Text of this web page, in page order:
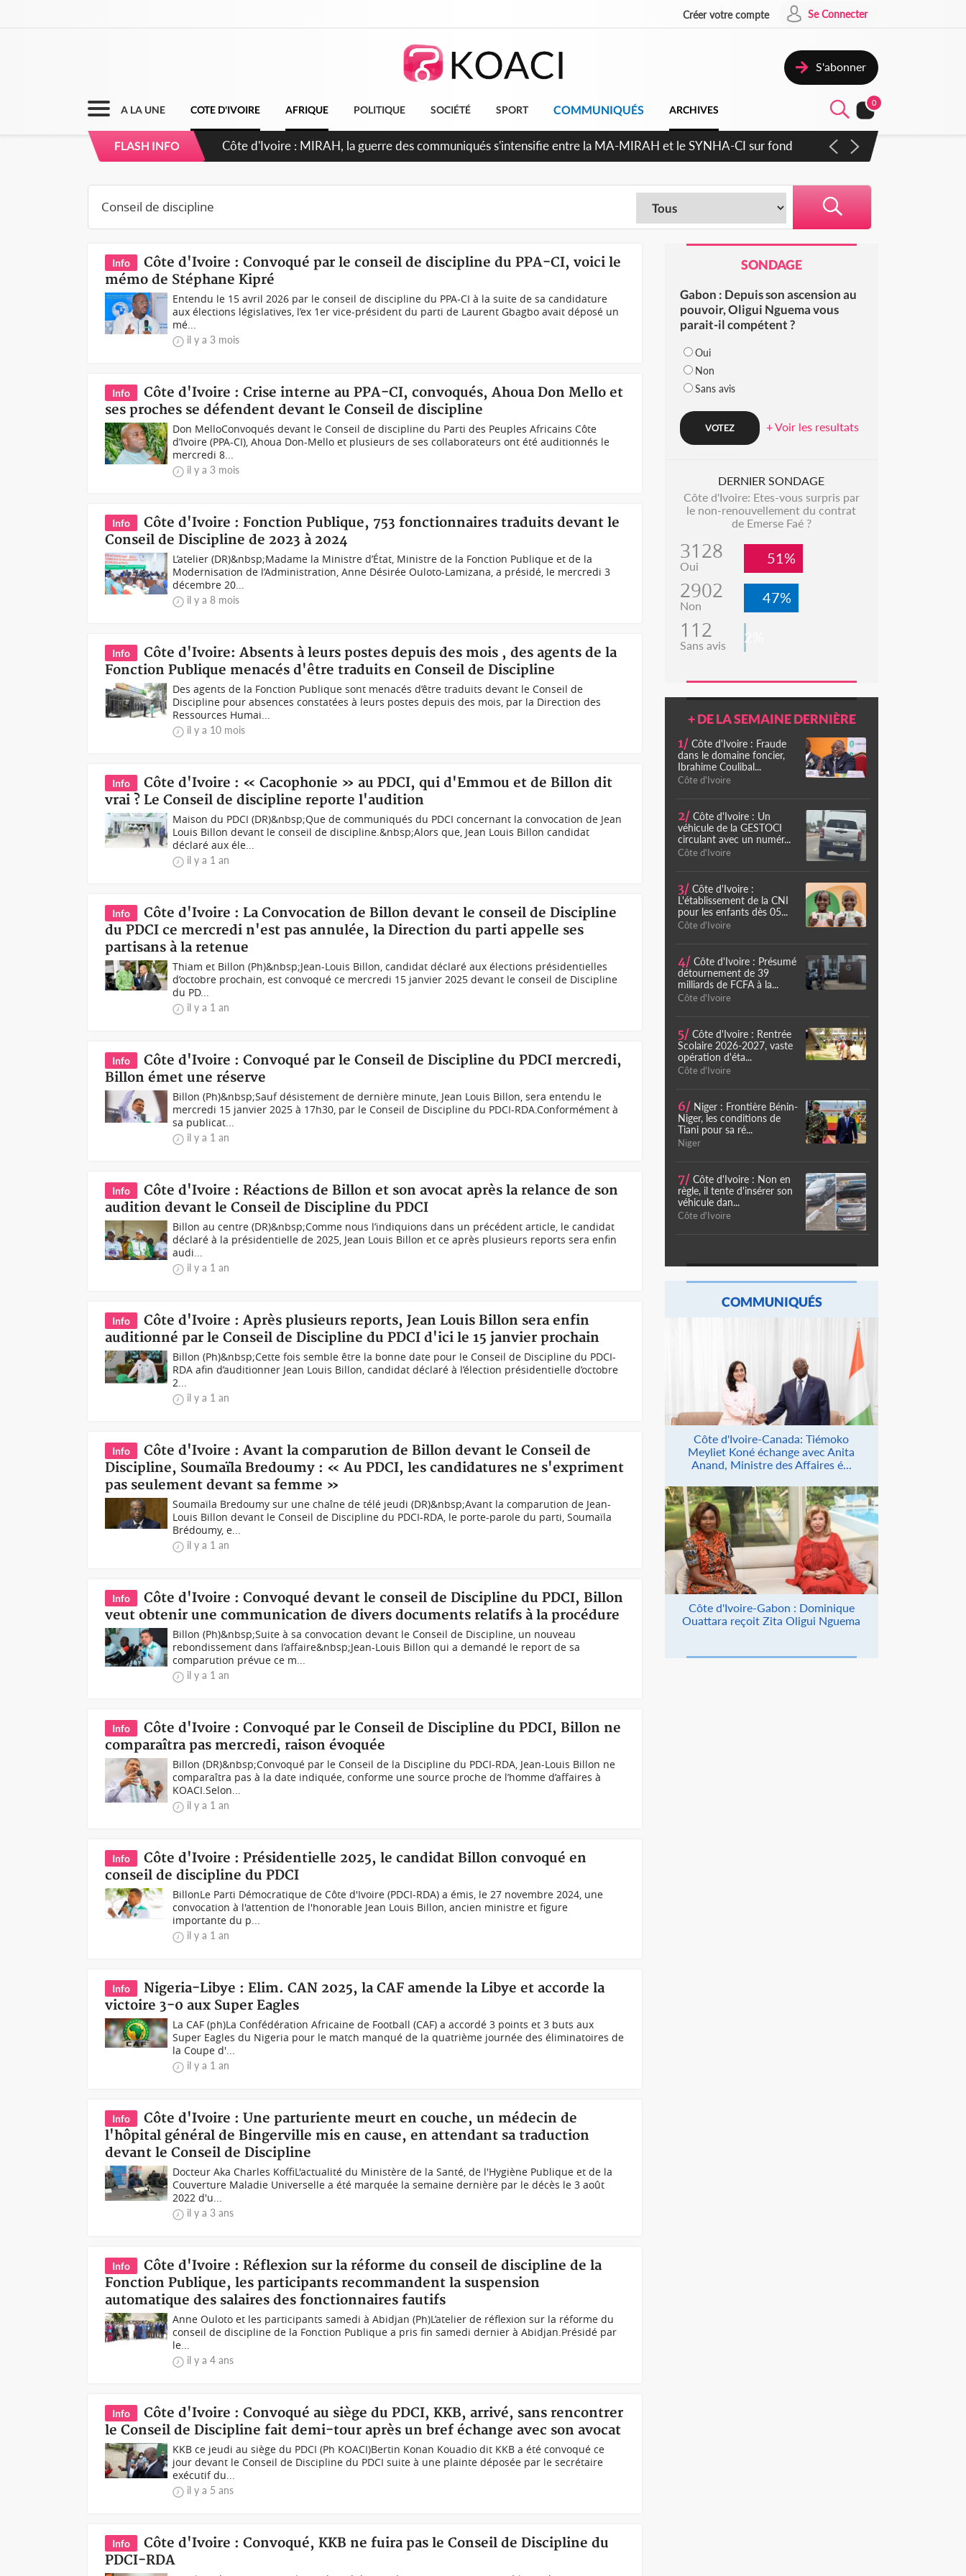
Créer votre compte Se Connecter
S'abonner
A LA UNE COTE D'IVOIRE AFRIQUE POLITIQUE SOCIÉTÉ SPORT COMMUNIQUÉS ARCHIVES
0
FLASH INFO
Côte d'Ivoire : MIRAH, la guerre des communiqués s'intensifie entre la MA-MIRAH et le SYNHA-CI sur fond
Info
Côte d'Ivoire : Convoqué par le conseil de discipline du PPA-CI, voici le
mémo de Stéphane Kipré
Entendu le 15 avril 2026 par le conseil de discipline du PPA-CI à la suite de sa candidature
aux élections législatives, l’ex 1er vice-président du parti de Laurent Gbagbo avait déposé un
mé...
il y a 3 mois
Info
Côte d'Ivoire : Crise interne au PPA-CI, convoqués, Ahoua Don Mello et
ses proches se défendent devant le Conseil de discipline
Don MelloConvoqués devant le Conseil de discipline du Parti des Peuples Africains Côte
d’Ivoire (PPA-CI), Ahoua Don-Mello et plusieurs de ses collaborateurs ont été auditionnés le
mercredi 8...
il y a 3 mois
Info
Côte d'Ivoire : Fonction Publique, 753 fonctionnaires traduits devant le
Conseil de Discipline de 2023 à 2024
L’atelier (DR)&nbsp;Madame la Ministre d’État, Ministre de la Fonction Publique et de la
Modernisation de l’Administration, Anne Désirée Ouloto-Lamizana, a présidé, le mercredi 3
décembre 20...
il y a 8 mois
Info
Côte d'Ivoire: Absents à leurs postes depuis des mois , des agents de la
Fonction Publique menacés d'être traduits en Conseil de Discipline
Des agents de la Fonction Publique sont menacés d’être traduits devant le Conseil de
Discipline pour absences constatées à leurs postes depuis des mois, par la Direction des
Ressources Humai...
il y a 10 mois
Info
Côte d'Ivoire : « Cacophonie » au PDCI, qui d'Emmou et de Billon dit
vrai ? Le Conseil de discipline reporte l'audition
Maison du PDCI (DR)&nbsp;Que de communiqués du PDCI concernant la convocation de Jean
Louis Billon devant le conseil de discipline.&nbsp;Alors que, Jean Louis Billon candidat
déclaré aux éle...
il y a 1 an
Info
Côte d'Ivoire : La Convocation de Billon devant le conseil de Discipline
du PDCI ce mercredi n'est pas annulée, la Direction du parti appelle ses
partisans à la retenue
Thiam et Billon (Ph)&nbsp;Jean-Louis Billon, candidat déclaré aux élections présidentielles
d’octobre prochain, est convoqué ce mercredi 15 janvier 2025 devant le conseil de Discipline
du PD...
il y a 1 an
Info
Côte d'Ivoire : Convoqué par le Conseil de Discipline du PDCI mercredi,
Billon émet une réserve
Billon (Ph)&nbsp;Sauf désistement de dernière minute, Jean Louis Billon, sera entendu le
mercredi 15 janvier 2025 à 17h30, par le Conseil de Discipline du PDCI-RDA.Conformément à
sa publicat...
il y a 1 an
Info
Côte d'Ivoire : Réactions de Billon et son avocat après la relance de son
audition devant le Conseil de Discipline du PDCI
Billon au centre (DR)&nbsp;Comme nous l’indiquions dans un précédent article, le candidat
déclaré à la présidentielle de 2025, Jean Louis Billon et ce après plusieurs reports sera enfin
audi...
il y a 1 an
Info
Côte d'Ivoire : Après plusieurs reports, Jean Louis Billon sera enfin
auditionné par le Conseil de Discipline du PDCI d'ici le 15 janvier prochain
Billon (Ph)&nbsp;Cette fois semble être la bonne date pour le Conseil de Discipline du PDCI-
RDA afin d’auditionner Jean Louis Billon, candidat déclaré à l’élection présidentielle d’octobre
2...
il y a 1 an
Info
Côte d'Ivoire : Avant la comparution de Billon devant le Conseil de
Discipline, Soumaïla Bredoumy : « Au PDCI, les candidatures ne s'expriment
pas seulement devant sa femme »
Soumaïla Bredoumy sur une chaîne de télé jeudi (DR)&nbsp;Avant la comparution de Jean-
Louis Billon devant le Conseil de Discipline du PDCI-RDA, le porte-parole du parti, Soumaïla
Brédoumy, e...
il y a 1 an
Info
Côte d'Ivoire : Convoqué devant le conseil de Discipline du PDCI, Billon
veut obtenir une communication de divers documents relatifs à la procédure
Billon (Ph)&nbsp;Suite à sa convocation devant le Conseil de Discipline, un nouveau
rebondissement dans l’affaire&nbsp;Jean-Louis Billon qui a demandé le report de sa
comparution prévue ce m...
il y a 1 an
Info
Côte d'Ivoire : Convoqué par le Conseil de Discipline du PDCI, Billon ne
comparaîtra pas mercredi, raison évoquée
Billon (DR)&nbsp;Convoqué par le Conseil de la Discipline du PDCI-RDA, Jean-Louis Billon ne
comparaîtra pas à la date indiquée, conforme une source proche de l’homme d’affaires à
KOACI.Selon...
il y a 1 an
Info
Côte d'Ivoire : Présidentielle 2025, le candidat Billon convoqué en
conseil de discipline du PDCI
BillonLe Parti Démocratique de Côte d'Ivoire (PDCI-RDA) a émis, le 27 novembre 2024, une
convocation à l'attention de l'honorable Jean Louis Billon, ancien ministre et figure
importante du p...
il y a 1 an
Info
Nigeria-Libye : Elim. CAN 2025, la CAF amende la Libye et accorde la
victoire 3-0 aux Super Eagles
La CAF (ph)La Confédération Africaine de Football (CAF) a accordé 3 points et 3 buts aux
Super Eagles du Nigeria pour le match manqué de la quatrième journée des éliminatoires de
la Coupe d'...
il y a 1 an
Info
Côte d'Ivoire : Une parturiente meurt en couche, un médecin de
l'hôpital général de Bingerville mis en cause, en attendant sa traduction
devant le Conseil de Discipline
Docteur Aka Charles KoffiL'actualité du Ministère de la Santé, de l'Hygiène Publique et de la
Couverture Maladie Universelle a été marquée la semaine dernière par le décès le 3 août
2022 d'u...
il y a 3 ans
Info
Côte d'Ivoire : Réflexion sur la réforme du conseil de discipline de la
Fonction Publique, les participants recommandent la suspension
automatique des salaires des fonctionnaires fautifs
Anne Ouloto et les participants samedi à Abidjan (Ph)L’atelier de réflexion sur la réforme du
conseil de discipline de la Fonction Publique a pris fin samedi dernier à Abidjan.Présidé par
le...
il y a 4 ans
Info
Côte d'Ivoire : Convoqué au siège du PDCI, KKB, arrivé, sans rencontrer
le Conseil de Discipline fait demi-tour après un bref échange avec son avocat
KKB ce jeudi au siège du PDCI (Ph KOACI)Bertin Konan Kouadio dit KKB a été convoqué ce
jour devant le Conseil de Discipline du PDCI suite à une plainte déposée par le secrétaire
exécutif du...
il y a 5 ans
Info
Côte d'Ivoire : Convoqué, KKB ne fuira pas le Conseil de Discipline du
PDCI-RDA
SONDAGE
Gabon : Depuis son ascension au
pouvoir, Oligui Nguema vous
parait-il compétent ?
Oui
Non
Sans avis
+ Voir les resultats
DERNIER SONDAGE
Côte d'Ivoire: Etes-vous surpris par
le non-renouvellement du contrat
de Emerse Faé ?
3128
Oui 51%
2902
Non 47%
112
Sans avis 2%
+ DE LA SEMAINE DERNIÈRE
1/ Côte d'Ivoire : Fraude
dans le domaine foncier,
Ibrahime Coulibal...
Côte d'Ivoire
2/ Côte d'Ivoire : Un
véhicule de la GESTOCI
circulant avec un numér...
Côte d'Ivoire
3/ Côte d'Ivoire :
L'établissement de la CNI
pour les enfants dès 05...
Côte d'Ivoire
4/ Côte d'Ivoire : Présumé
détournement de 39
milliards de FCFA à la...
Côte d'Ivoire
5/ Côte d'Ivoire : Rentrée
Scolaire 2026-2027, vaste
opération d'éta...
Côte d'Ivoire
6/ Niger : Frontière Bénin-
Niger, les conditions de
Tiani pour sa ré...
Niger
7/ Côte d'Ivoire : Non en
règle, il tente d'insérer son
véhicule dan...
Côte d'Ivoire
COMMUNIQUÉS
Côte d'Ivoire-Canada: Tiémoko
Meyliet Koné échange avec Anita
Anand, Ministre des Affaires é...
Côte d'Ivoire-Gabon : Dominique
Ouattara reçoit Zita Oligui Nguema